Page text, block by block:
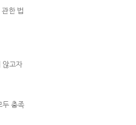
한 법
않고자
두 충족